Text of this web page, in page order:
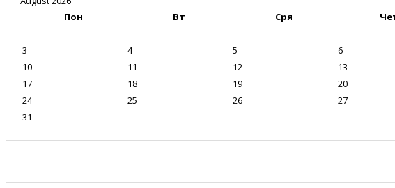
Пон
Вт Сря
3
4 5 6
10
11 12 13
17
18 19 20
24
25 26 27
31